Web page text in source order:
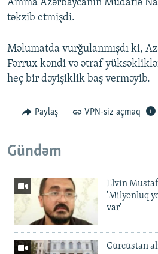
Amma Azərbaycanın Müdafiə
təkzib etmişdi.
Məlumatda vurğulanmışdı ki,
Fərrux kəndi və ətraf
heç bir dəyişiklik baş verməyib.
Paylaş VPN-siz açmaq
Gündəm
Elvin
'Milyonluq
var'
Gürcüstan